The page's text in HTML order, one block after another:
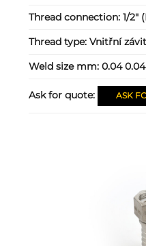
Thread connection:1/2"
Thread type:Vnitřní
Weld size mm:0.04 0.04
Ask for quote: ASK